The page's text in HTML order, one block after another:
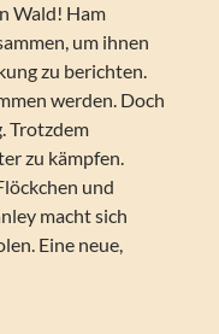
Wald! Ham
um ihnen
zu berichten.
werden. Doch
Trotzdem
zu kämpfen.
und
macht sich
Eine neue,